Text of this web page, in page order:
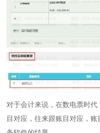
对于会计来说，在数电票时
目对应，往来跟账目对应，